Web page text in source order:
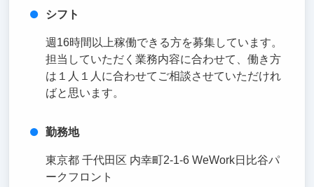
シフト
週16時間以上稼働できる方を募集しています。
担当していただく業務内容に合わせて、働き方
は１人１人に合わせてご相談させていただけれ
ばと思います。
勤務地
東京都 千代田区 内幸町2-1-6 WeWork日比谷パ
ークフロント